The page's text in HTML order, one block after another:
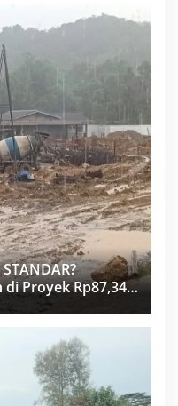
Proyek Rp87,34
Pengawas dan